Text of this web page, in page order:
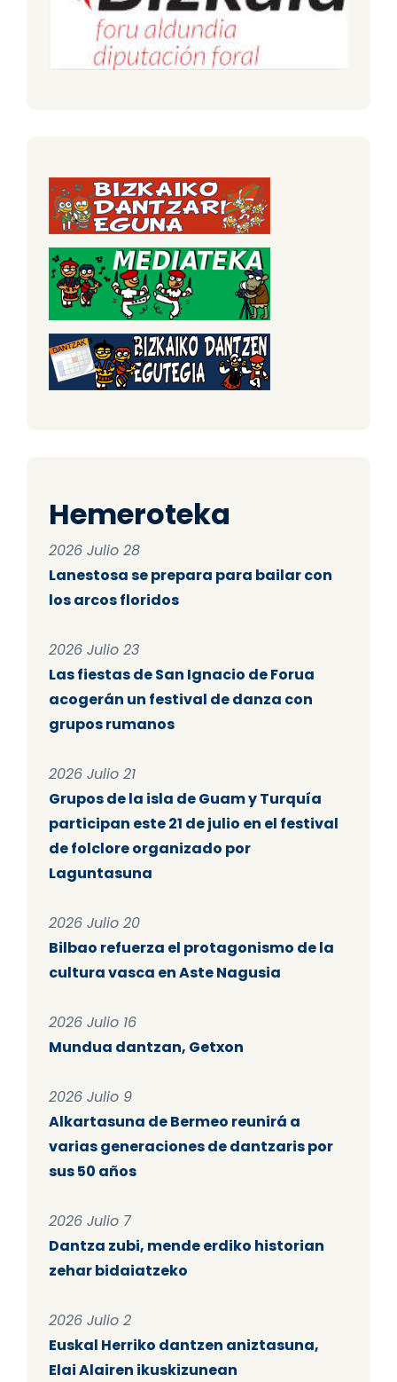
Hemeroteka
2026 Julio 28
Lanestosa se prepara para bailar con
los arcos floridos
2026 Julio 23
Las fiestas de San Ignacio de Forua
acogerán un festival de danza con
grupos rumanos
2026 Julio 21
Grupos de la isla de Guam y Turquía
participan este 21 de julio en el festival
de folclore organizado por
Laguntasuna
2026 Julio 20
Bilbao refuerza el protagonismo de la
cultura vasca en Aste Nagusia
2026 Julio 16
Mundua dantzan, Getxon
2026 Julio 9
Alkartasuna de Bermeo reunirá a
varias generaciones de dantzaris por
sus 50 años
2026 Julio 7
Dantza zubi, mende erdiko historian
zehar bidaiatzeko
2026 Julio 2
Euskal Herriko dantzen aniztasuna,
Elai Alairen ikuskizunean